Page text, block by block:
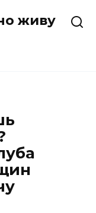
живу